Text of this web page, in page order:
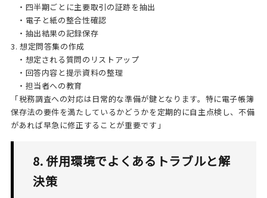
・四半期ごとに主要取引の証跡を抽出
・電子と紙の整合性確認
・抽出結果の記録保存
3. 想定問答集の作成
・想定される質問のリストアップ
・回答内容と提示資料の整理
・担当者への教育
「税務調査への対応は日常的な準備が鍵となります。特に電子帳簿
保存法の要件を満たしているかどうかを定期的に自主点検し、不備
があれば早急に修正することが重要です」
8. 併用環境でよくあるトラブルと解
決策